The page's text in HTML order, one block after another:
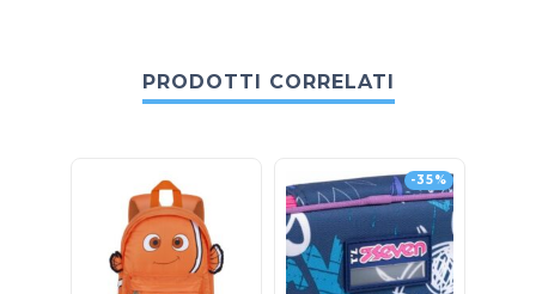
PRODOTTI CORRELATI
-35%